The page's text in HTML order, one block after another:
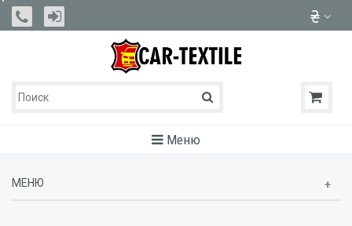
Меню
МЕНЮ